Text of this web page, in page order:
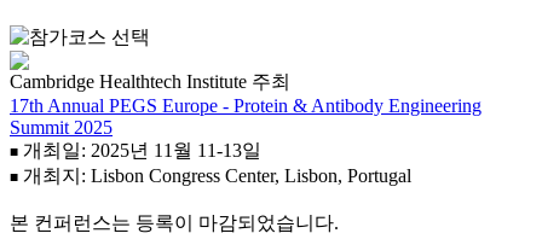
Cambridge Healthtech Institute 주최
17th Annual PEGS Europe - Protein & Antibody Engineering
Summit 2025
■ 개최일: 2025년 11월 11-13일
■ 개최지: Lisbon Congress Center, Lisbon, Portugal
본 컨퍼런스는 등록이 마감되었습니다.